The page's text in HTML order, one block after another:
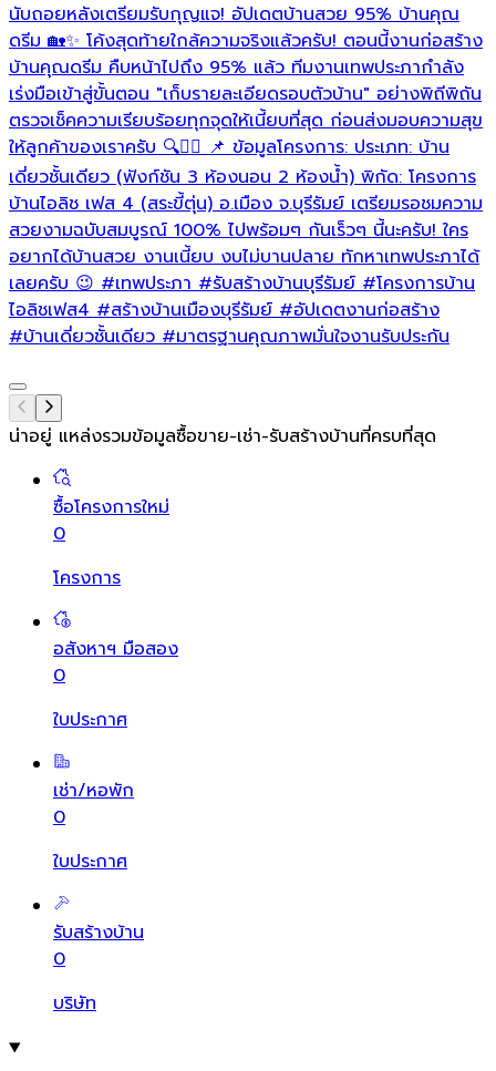
นับถอยหลังเตรียมรับกุญแจ! อัปเดตบ้านสวย 95% บ้านคุณ
ดรีม 🏡✨ โค้งสุดท้ายใกล้ความจริงแล้วครับ! ตอนนี้งานก่อสร้าง
บ้านคุณดรีม คืบหน้าไปถึง 95% แล้ว ทีมงานเทพประภากำลัง
เร่งมือเข้าสู่ขั้นตอน "เก็บรายละเอียดรอบตัวบ้าน" อย่างพิถีพิถัน
ตรวจเช็คความเรียบร้อยทุกจุดให้เนี้ยบที่สุด ก่อนส่งมอบความสุข
ให้ลูกค้าของเราครับ 🔍👷‍♂️ 📌 ข้อมูลโครงการ: ประเภท: บ้าน
เดี่ยวชั้นเดียว (ฟังก์ชัน 3 ห้องนอน 2 ห้องน้ำ) พิกัด: โครงการ
บ้านไอลิช เฟส 4 (สระขี้ตุ่น) อ.เมือง จ.บุรีรัมย์ เตรียมรอชมความ
สวยงามฉบับสมบูรณ์ 100% ไปพร้อมๆ กันเร็วๆ นี้นะครับ! ใคร
อยากได้บ้านสวย งานเนี้ยบ งบไม่บานปลาย ทักหาเทพประภาได้
เลยครับ 😉#เทพประภา #รับสร้างบ้านบุรีรัมย์ #โครงการบ้าน
ไอลิชเฟส4 #สร้างบ้านเมืองบุรีรัมย์ #อัปเดตงานก่อสร้าง
#บ้านเดี่ยวชั้นเดียว #มาตรฐานคุณภาพมั่นใจงานรับประกัน
น่าอยู่ แหล่งรวมข้อมูลซื้อขาย-เช่า-รับสร้างบ้านที่ครบที่สุด
ซื้อโครงการใหม่
0
โครงการ
อสังหาฯ มือสอง
0
ใบประกาศ
เช่า/หอพัก
0
ใบประกาศ
รับสร้างบ้าน
0
บริษัท